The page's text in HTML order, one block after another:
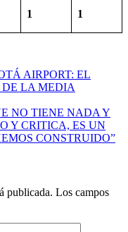
1 1
AIRPORT: EL
DE LA MEDIA
NO TIENE NADA Y
Y CRITICA, ES UN
CONSTRUIDO”
publicada. Los campos